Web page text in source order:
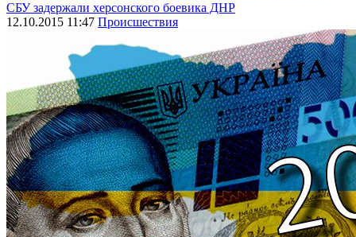
СБУ задержали херсонского боевика ДНР
12.10.2015 11:47 Происшествия